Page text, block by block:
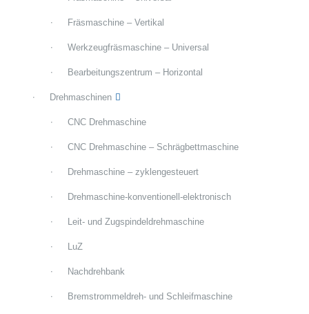
Fräsmaschine – Vertikal
Werkzeugfräsmaschine – Universal
Bearbeitungszentrum – Horizontal
Drehmaschinen
CNC Drehmaschine
CNC Drehmaschine – Schrägbettmaschine
Drehmaschine – zyklengesteuert
Drehmaschine-konventionell-elektronisch
Leit- und Zugspindeldrehmaschine
LuZ
Nachdrehbank
Bremstrommeldreh- und Schleifmaschine